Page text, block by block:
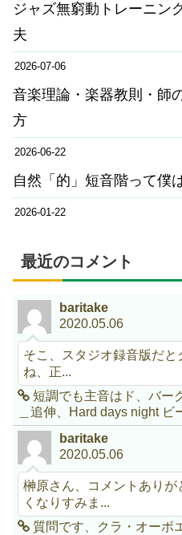
ジャズ無窮動トレーニン
夫
2026-07-06
音楽理論・楽器教則・師
方
2026-06-22
自然「的」短音階って僕
2026-01-22
最近のコメント
baritake
2020.05.06
そこ、スタジオ録音版だ
ね、正...
短調でも主音はド、バー
＿追伸、Hard days night ビ
baritake
2020.05.06
榊原さん、コメントあり
くなりすみま...
質問です、クラ・オーボ